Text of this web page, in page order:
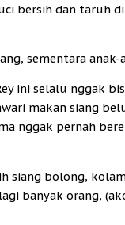
bersih dan taruh
sementara anak-
ini selalu nggak
makan siang
nggak pernah
siang bolong,
banyak orang,